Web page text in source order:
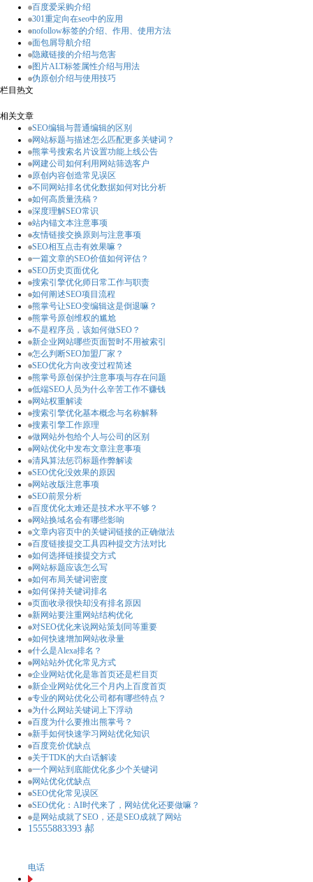
百度爱采购介绍
301重定向在seo中的应用
nofollow标签的介绍、作用、使用方法
面包屑导航介绍
隐藏链接的介绍与危害
图片ALT标签属性介绍与用法
伪原创介绍与使用技巧
栏目热文
相关文章
SEO编辑与普通编辑的区别
网站标题与描述怎么匹配更多关键词？
熊掌号搜索名片设置功能上线公告
网建公司如何利用网站筛选客户
原创内容创造常见误区
不同网站排名优化数据如何对比分析
如何高质量洗稿？
深度理解SEO常识
站内锚文本注意事项
友情链接交换原则与注意事项
SEO相互点击有效果嘛？
一篇文章的SEO价值如何评估？
SEO历史页面优化
搜索引擎优化师日常工作与职责
如何阐述SEO项目流程
熊掌号让SEO变编辑这是倒退嘛？
熊掌号原创维权的尴尬
不是程序员，该如何做SEO？
新企业网站哪些页面暂时不用被索引
怎么判断SEO加盟厂家？
SEO优化方向改变过程简述
熊掌号原创保护注意事项与存在问题
低端SEO人员为什么辛苦工作不赚钱
网站权重解读
搜索引擎优化基本概念与名称解释
搜素引擎工作原理
做网站外包给个人与公司的区别
网站优化中发布文章注意事项
清风算法惩罚标题作弊解读
SEO优化没效果的原因
网站改版注意事项
SEO前景分析
百度优化太难还是技术水平不够？
网站换域名会有哪些影响
文章内容页中的关键词链接的正确做法
百度链接提交工具四种提交方法对比
如何选择链接提交方式
网站标题应该怎么写
如何布局关键词密度
如何保持关键词排名
页面收录很快却没有排名原因
新网站要注重网站结构优化
对SEO优化来说网站策划同等重要
如何快速增加网站收录量
什么是Alexa排名？
网站站外优化常见方式
企业网站优化是靠首页还是栏目页
新企业网站优化三个月内上百度首页
专业的网站优化公司都有哪些特点？
为什么网站关键词上下浮动
百度为什么要推出熊掌号？
新手如何快速学习网站优化知识
百度竞价优缺点
关于TDK的大白话解读
一个网站到底能优化多少个关键词
网站优化优缺点
SEO优化常见误区
SEO优化：AI时代来了，网站优化还要做嘛？
是网站成就了SEO，还是SEO成就了网站
15555883393 郝
电话